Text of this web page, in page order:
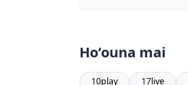
Hoʻouna mai
10play 17live